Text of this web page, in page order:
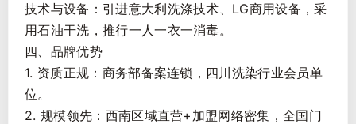
技术与设备：引进意大利洗涤技术、LG商用设备，采
用石油干洗，推行一人一衣一消毒。
四、品牌优势
1. 资质正规：商务部备案连锁，四川洗染行业会员单
位。
2. 规模领先：西南区域直营+加盟网络密集，全国门